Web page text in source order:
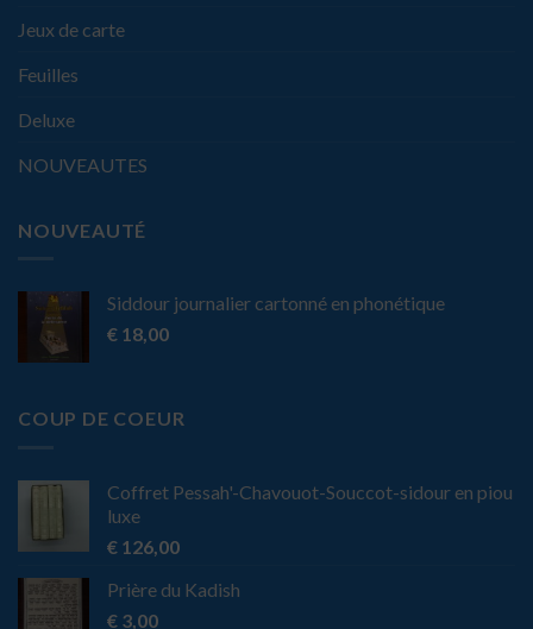
Jeux de carte
Feuilles
Deluxe
NOUVEAUTES
NOUVEAUTÉ
Siddour journalier cartonné en phonétique
€ 18,00
COUP DE COEUR
Coffret Pessah'-Chavouot-Souccot-sidour en piou
luxe
€ 126,00
Prière du Kadish
€ 3,00